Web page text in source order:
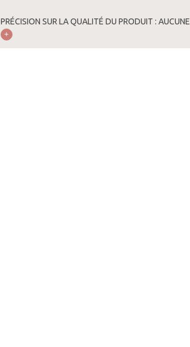
PRÉCISION SUR LA QUALITÉ DU PRODUIT : AUCUNE